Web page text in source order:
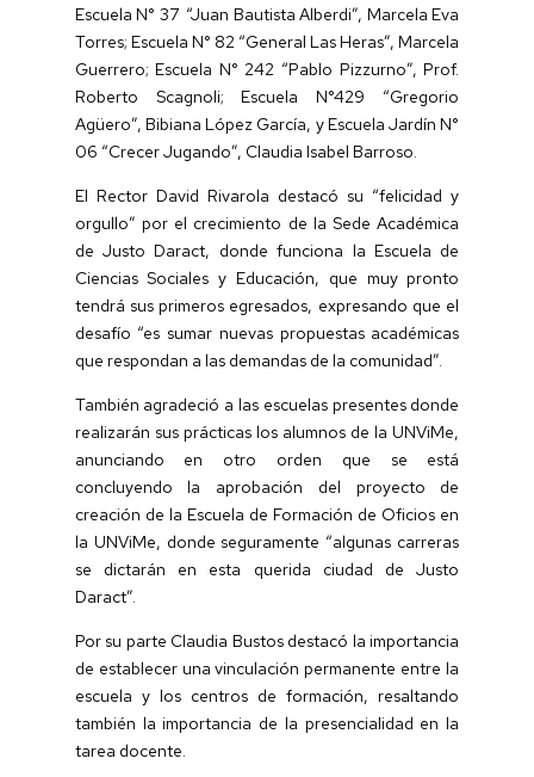
Escuela N° 37 “Juan Bautista Alberdi”, Marcela Eva
Torres; Escuela N° 82 “General Las Heras”, Marcela
Guerrero; Escuela N° 242 “Pablo Pizzurno”, Prof.
Roberto Scagnoli; Escuela N°429 “Gregorio
Agüero”, Bibiana López García, y Escuela Jardín N°
06 “Crecer Jugando”, Claudia Isabel Barroso.
El Rector David Rivarola destacó su “felicidad y
orgullo” por el crecimiento de la Sede Académica
de Justo Daract, donde funciona la Escuela de
Ciencias Sociales y Educación, que muy pronto
tendrá sus primeros egresados, expresando que el
desafío “es sumar nuevas propuestas académicas
que respondan a las demandas de la comunidad”.
También agradeció a las escuelas presentes donde
realizarán sus prácticas los alumnos de la UNViMe,
anunciando en otro orden que se está
concluyendo la aprobación del proyecto de
creación de la Escuela de Formación de Oficios en
la UNViMe, donde seguramente “algunas carreras
se dictarán en esta querida ciudad de Justo
Daract”.
Por su parte Claudia Bustos destacó la importancia
de establecer una vinculación permanente entre la
escuela y los centros de formación, resaltando
también la importancia de la presencialidad en la
tarea docente.